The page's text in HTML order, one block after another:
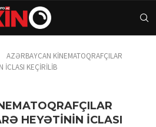
AZƏRBAYCAN KİNEMATOQRAFÇILAR
İCLASI KEÇİRİLİB
HEYƏTİNİN İCLASI